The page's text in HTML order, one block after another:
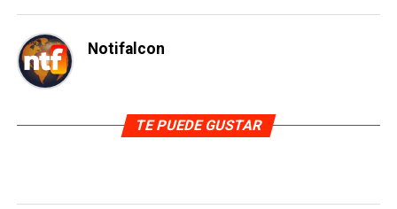
Notifalcon
TE PUEDE GUSTAR